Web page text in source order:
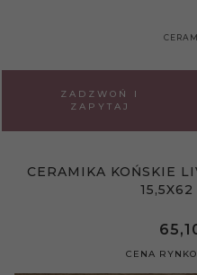
ZADZWOŃ I
ZAPYTAJ
CERAMIKA KOŃSKIE
15,5X62
65,
CENA